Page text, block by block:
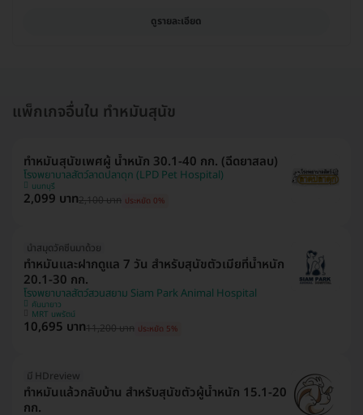
ดูรายละเอียด
แพ็กเกจอื่นใน ทำหมันสุนัข
ทำหมันสุนัขเพศผู้ น้ำหนัก 30.1-40 กก. (ฉีดยาสลบ)
โรงพยาบาลสัตว์ลาดปลาดุก (LPD Pet Hospital)
นนทบุรี
2,099 บาท2,100 บาท ประหยัด 0%
นำสมุดวัคซีนมาด้วย
ทำหมันและฝากดูแล 7 วัน สำหรับสุนัขตัวเมียที่น้ำหนัก
20.1-30 กก.
โรงพยาบาลสัตว์สวนสยาม Siam Park Animal Hospital
คันนายาว
MRT นพรัตน์
10,695 บาท11,200 บาท ประหยัด 5%
มี HDreview
ทำหมันแล้วกลับบ้าน สำหรับสุนัขตัวผู้น้ำหนัก 15.1-20
กก.